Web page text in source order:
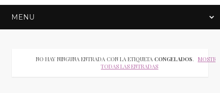
NO HAY NINGUNA ENTRADA CON LA ETIQUETA CONGELADOS.
TODAS LAS ENTRADAS